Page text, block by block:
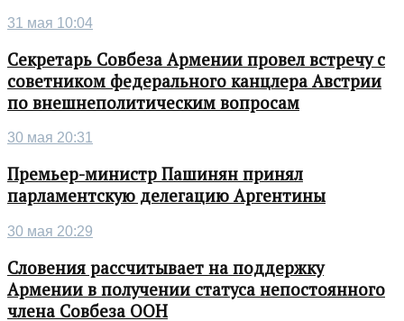
31 мая 10:04
Секретарь Совбеза Армении провел встречу с
советником федерального канцлера Австрии
по внешнеполитическим вопросам
30 мая 20:31
Премьер-министр Пашинян принял
парламентскую делегацию Аргентины
30 мая 20:29
Словения рассчитывает на поддержку
Армении в получении статуса непостоянного
члена Совбеза ООН